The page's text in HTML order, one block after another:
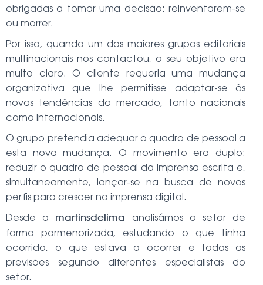
Ç
obrigadas a tomar uma decisão: reinventarem-se
ou morrer.
Por isso, quando um dos maiores grupos editoriais
multinacionais nos contactou, o seu objetivo era
muito claro. O cliente requeria uma mudança
organizativa que lhe permitisse adaptar-se às
novas tendências do mercado, tanto nacionais
como internacionais.
O grupo pretendia adequar o quadro de pessoal a
esta nova mudança. O movimento era duplo:
reduzir o quadro de pessoal da imprensa escrita e,
simultaneamente, lançar-se na busca de novos
perfis para crescer na imprensa digital.
Desde a
martinsdelima
analisámos o setor de
forma pormenorizada, estudando o que tinha
ocorrido, o que estava a ocorrer e todas as
previsões segundo diferentes especialistas do
setor.